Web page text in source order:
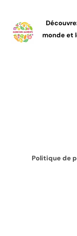
monde et
Politique de